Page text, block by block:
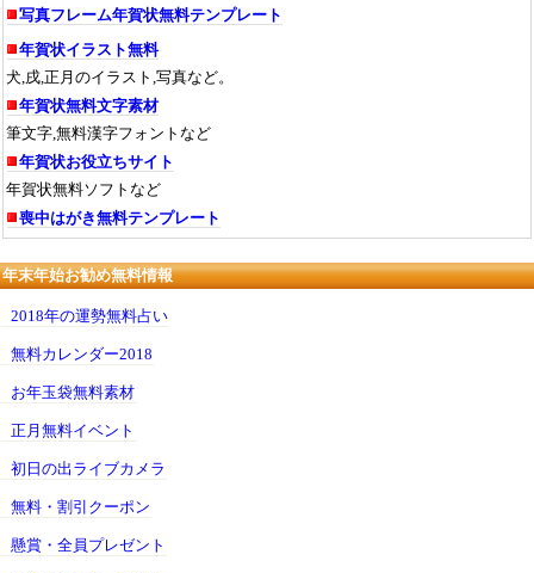
写真フレーム年賀状無料テンプレート
年賀状イラスト無料
犬,戌,正月のイラスト,写真など。
年賀状無料文字素材
筆文字,無料漢字フォントなど
年賀状お役立ちサイト
年賀状無料ソフトなど
喪中はがき無料テンプレート
年末年始お勧め無料情報
2018年の運勢無料占い
無料カレンダー2018
お年玉袋無料素材
正月無料イベント
初日の出ライブカメラ
無料・割引クーポン
懸賞・全員プレゼント